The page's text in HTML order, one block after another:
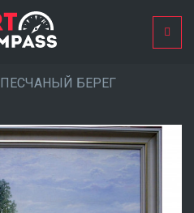
ПЕСЧАНЫЙ БЕРЕГ